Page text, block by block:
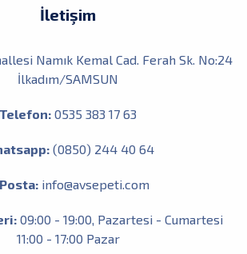
İletişim
Namık Kemal Cad. Ferah Sk. No:24
İlkadım/SAMSUN
Telefon: 0535 383 17 63
(0850) 244 40 64
info@avsepeti.com
09:00 - 19:00, Pazartesi - Cumartesi
11:00 - 17:00 Pazar